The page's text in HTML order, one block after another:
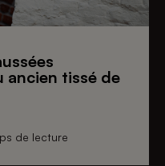
ancien tissé de
de lecture